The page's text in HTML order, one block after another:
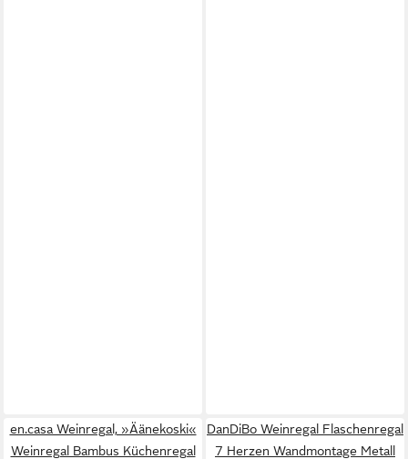
en.casa Weinregal, »Äänekoski«
Weinregal Bambus Küchenregal
DanDiBo Weinregal Flaschenregal
7 Herzen Wandmontage Metall